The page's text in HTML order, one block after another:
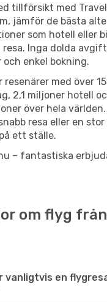
tillförsikt med
jämför de bästa
som hotell eller
Inga dolda
enkel bokning.
med över
2,1 miljoner hotell
över hela
resa eller en
ett ställe.
– fantastiska
om flyg från
vanligtvis en